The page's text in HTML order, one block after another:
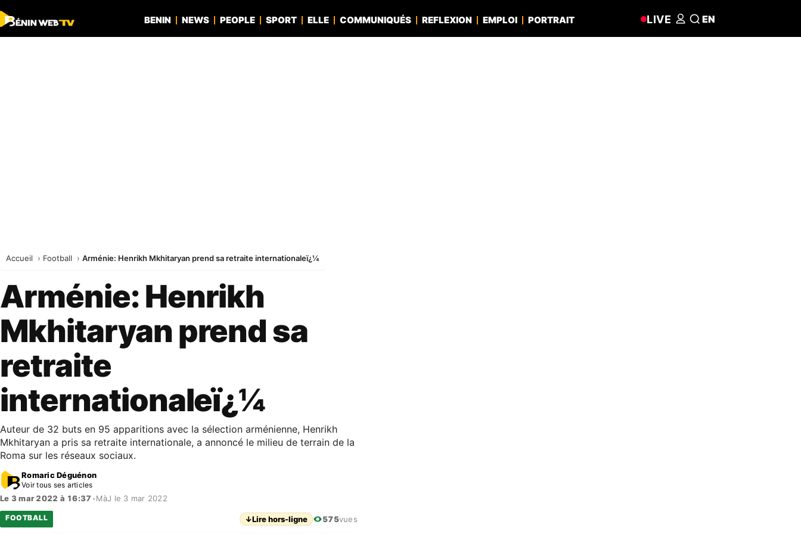
BENIN NEWS PEOPLE SPORT ELLE COMMUNIQUÉS REFLEXION EMPLOI PORTRAIT LIVE EN
Accueil Football Arménie: Henrikh Mkhitaryan prend sa retraite internationaleï¿¼
Arménie: Henrikh
Mkhitaryan prend sa
retraite
internationaleï¿¼
Auteur de 32 buts en 95 apparitions avec la sélection arménienne, Henrikh
Mkhitaryan a pris sa retraite internationale, a annoncé le milieu de terrain de la
Roma sur les réseaux sociaux.
Romaric Déguénon
Voir tous ses articles
Le 3 mar 2022 à 16:37 •MàJ le 3 mar 2022
FOOTBALL ↓Lire hors-ligne 575vues